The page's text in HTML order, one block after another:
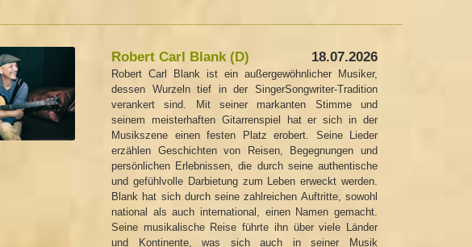
Robert Carl Blank (D) 18.07.2026
Robert Carl Blank ist ein außergewöhnlicher Musiker,
dessen Wurzeln tief in der SingerSongwriter-Tradition
verankert sind. Mit seiner markanten Stimme und
seinem meisterhaften Gitarrenspiel hat er sich in der
Musikszene einen festen Platz erobert. Seine Lieder
erzählen Geschichten von Reisen, Begegnungen und
persönlichen Erlebnissen, die durch seine authentische
und gefühlvolle Darbietung zum Leben erweckt werden.
Blank hat sich durch seine zahlreichen Auftritte, sowohl
national als auch international, einen Namen gemacht.
Seine musikalische Reise führte ihn über viele Länder
und Kontinente, was sich auch in seiner Musik